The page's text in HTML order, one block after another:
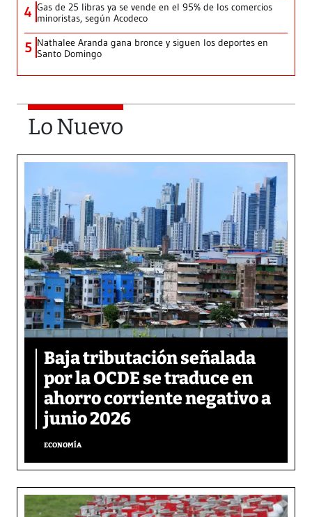
4 Gas de 25 libras ya se vende en el 95% de los comercios
minoristas, según Acodeco
5 Nathalee Aranda gana bronce y siguen los deportes en
Santo Domingo
Lo Nuevo
Baja tributación señalada
por la OCDE se traduce en
ahorro corriente negativo a
junio 2026
ECONOMÍA